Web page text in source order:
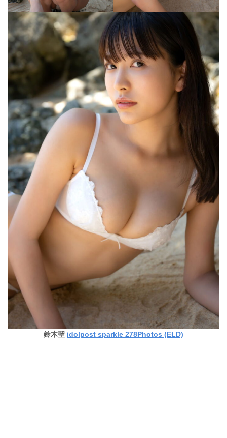
鈴木聖 idolpost sparkle 278Photos (ELD)